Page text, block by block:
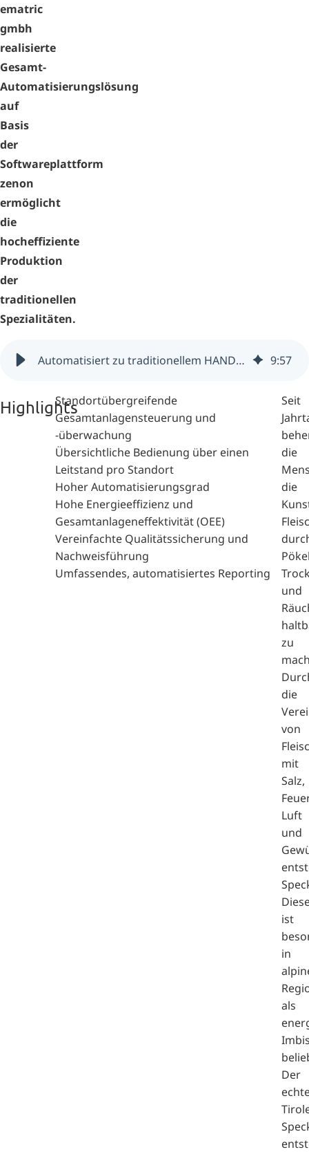
ematric
gmbh
realisierte
Gesamt-
Automatisierungslösung
auf
Basis
der
Softwareplattform
zenon
ermöglicht
die
hocheffiziente
Produktion
der
traditionellen
Spezialitäten.
Automatisiert zu traditionellem HANDL-Speckgenuss (Österreich) 9:57
HighlightsStandortübergreifende
Gesamtanlagensteuerung und
-überwachung
Übersichtliche Bedienung über einen
Leitstand pro Standort
Hoher Automatisierungsgrad
Hohe Energieeffizienz und
Gesamtanlageneffektivität (OEE)
Vereinfachte Qualitätssicherung und
Nachweisführung
Umfassendes, automatisiertes Reporting
Seit
die
die
und
zu
die
von
mit
Salz,
Luft
und
ist
in
als
Der